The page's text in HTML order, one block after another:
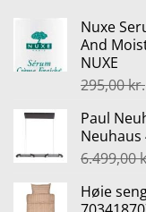
Nuxe
And
NUXE
295,00kr.
Paul
Neuhaus
6.499,00
Høie